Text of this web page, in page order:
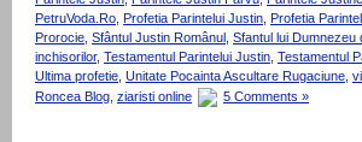
PetruVoda.Ro, Profetia Parintelui Justin, Profetia
Prorocie, Sfântul Justin Românul , Sfantul lui Dumnezeu
inchisorilor, Testamentul Parintelui Justin, Testamentul
Ultima profetie, Unitate Pocainta Ascultare Rugaciune,
Roncea Blog ziaristi online 5 Comments »